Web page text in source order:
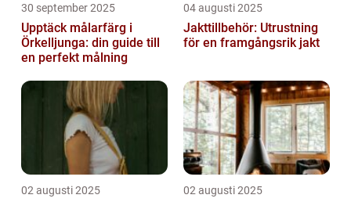
30 september 2025
Upptäck målarfärg i
Örkelljunga: din guide till
en perfekt målning
04 augusti 2025
Jakttillbehör: Utrustning
för en framgångsrik jakt
02 augusti 2025 02 augusti 2025